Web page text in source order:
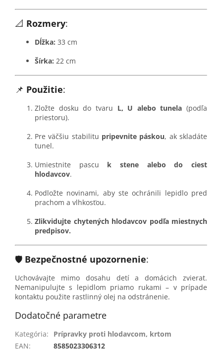
📐 Rozmery:
Dĺžka: 33 cm
Šírka: 22 cm
📌 Použitie:
Zložte dosku do tvaru L, U alebo tunela (podľa
priestoru).
Pre väčšiu stabilitu pripevnite páskou, ak skladáte
tunel.
Umiestnite pascu k stene alebo do ciest
hlodavcov.
Podložte novinami, aby ste ochránili lepidlo pred
prachom a vlhkosťou.
Zlikvidujte chytených hlodavcov podľa miestnych
predpisov.
🛡️ Bezpečnostné upozornenie:
Uchovávajte mimo dosahu detí a domácich zvierat.
Nemanipulujte s lepidlom priamo rukami – v prípade
kontaktu použite rastlinný olej na odstránenie.
Dodatočné parametre
Kategória:
Prípravky proti hlodavcom, krtom
EAN: 8585023306312